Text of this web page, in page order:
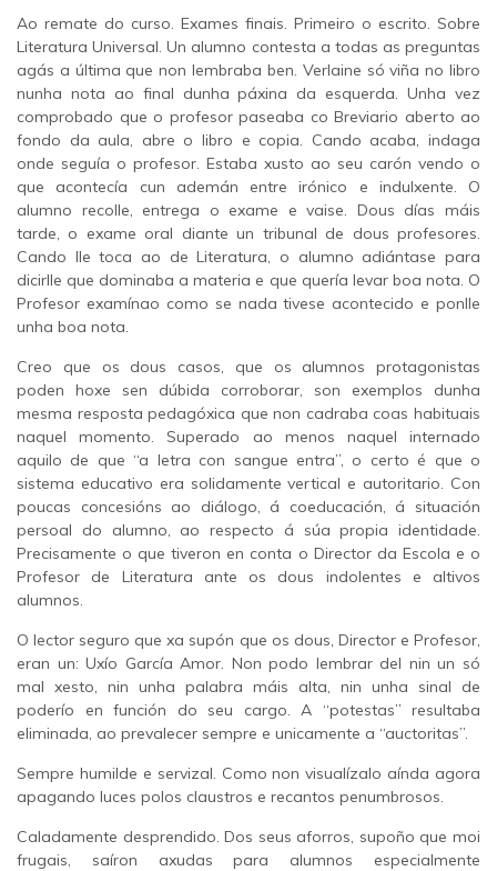
Ao remate do curso. Exames finais. Primeiro o escrito. Sobre
Literatura Universal. Un alumno contesta a todas as preguntas
agás a última que non lembraba ben. Verlaine só viña no libro
nunha nota ao final dunha páxina da esquerda. Unha vez
comprobado que o profesor paseaba co Breviario aberto ao
fondo da aula, abre o libro e copia. Cando acaba, indaga
onde seguía o profesor. Estaba xusto ao seu carón vendo o
que acontecía cun ademán entre irónico e indulxente. O
alumno recolle, entrega o exame e vaise. Dous días máis
tarde, o exame oral diante un tribunal de dous profesores.
Cando lle toca ao de Literatura, o alumno adiántase para
dicirlle que dominaba a materia e que quería levar boa nota. O
Profesor examínao como se nada tivese acontecido e ponlle
unha boa nota.
Creo que os dous casos, que os alumnos protagonistas
poden hoxe sen dúbida corroborar, son exemplos dunha
mesma resposta pedagóxica que non cadraba coas habituais
naquel momento. Superado ao menos naquel internado
aquilo de que “a letra con sangue entra”, o certo é que o
sistema educativo era solidamente vertical e autoritario. Con
poucas concesións ao diálogo, á coeducación, á situación
persoal do alumno, ao respecto á súa propia identidade.
Precisamente o que tiveron en conta o Director da Escola e o
Profesor de Literatura ante os dous indolentes e altivos
alumnos.
O lector seguro que xa supón que os dous, Director e Profesor,
eran un: Uxío García Amor. Non podo lembrar del nin un só
mal xesto, nin unha palabra máis alta, nin unha sinal de
poderío en función do seu cargo. A “potestas” resultaba
eliminada, ao prevalecer sempre e unicamente a “auctoritas”.
Sempre humilde e servizal. Como non visualízalo aínda agora
apagando luces polos claustros e recantos penumbrosos.
Caladamente desprendido. Dos seus aforros, supoño que moi
frugais, saíron axudas para alumnos especialmente